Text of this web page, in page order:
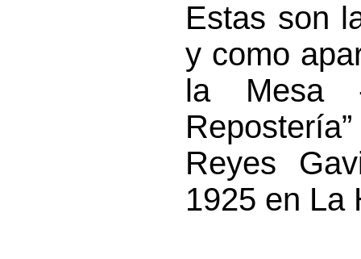
Estas son
y como
la Mesa
Reyes
1925 en La